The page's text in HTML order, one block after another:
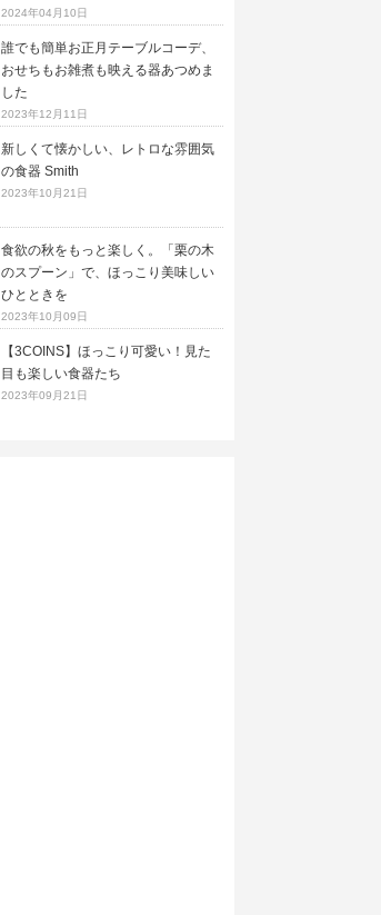
2024年04月10日
誰でも簡単お正月テーブルコーデ、
おせちもお雑煮も映える器あつめま
した
2023年12月11日
新しくて懐かしい、レトロな雰囲気
の食器 Smith
2023年10月21日
食欲の秋をもっと楽しく。「栗の木
のスプーン」で、ほっこり美味しい
ひとときを
2023年10月09日
【3COINS】ほっこり可愛い！見た
目も楽しい食器たち
2023年09月21日